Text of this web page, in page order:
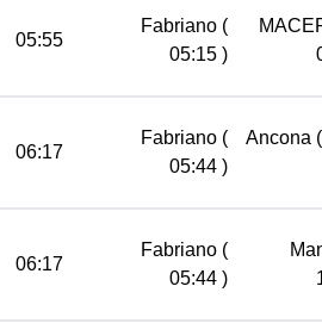
05:55
Fabriano (
05:15 )
06:17
Fabriano (
05:44 )
Ancona
06:17
Fabriano (
05:44 )